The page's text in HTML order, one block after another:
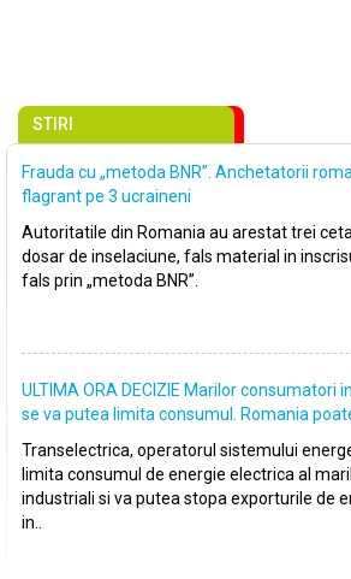
STIRI
Frauda cu „metoda BNR”. Anchetatorii
flagrant pe 3 ucraineni
Autoritatile din Romania au arestat trei
dosar de inselaciune, fals material in
fals prin „metoda BNR”.
ULTIMA ORA DECIZIE Marilor consumatori
se va putea limita consumul. Romania
Transelectrica, operatorul sistemului
limita consumul de energie electrica al
industriali si va putea stopa exporturile de
in..